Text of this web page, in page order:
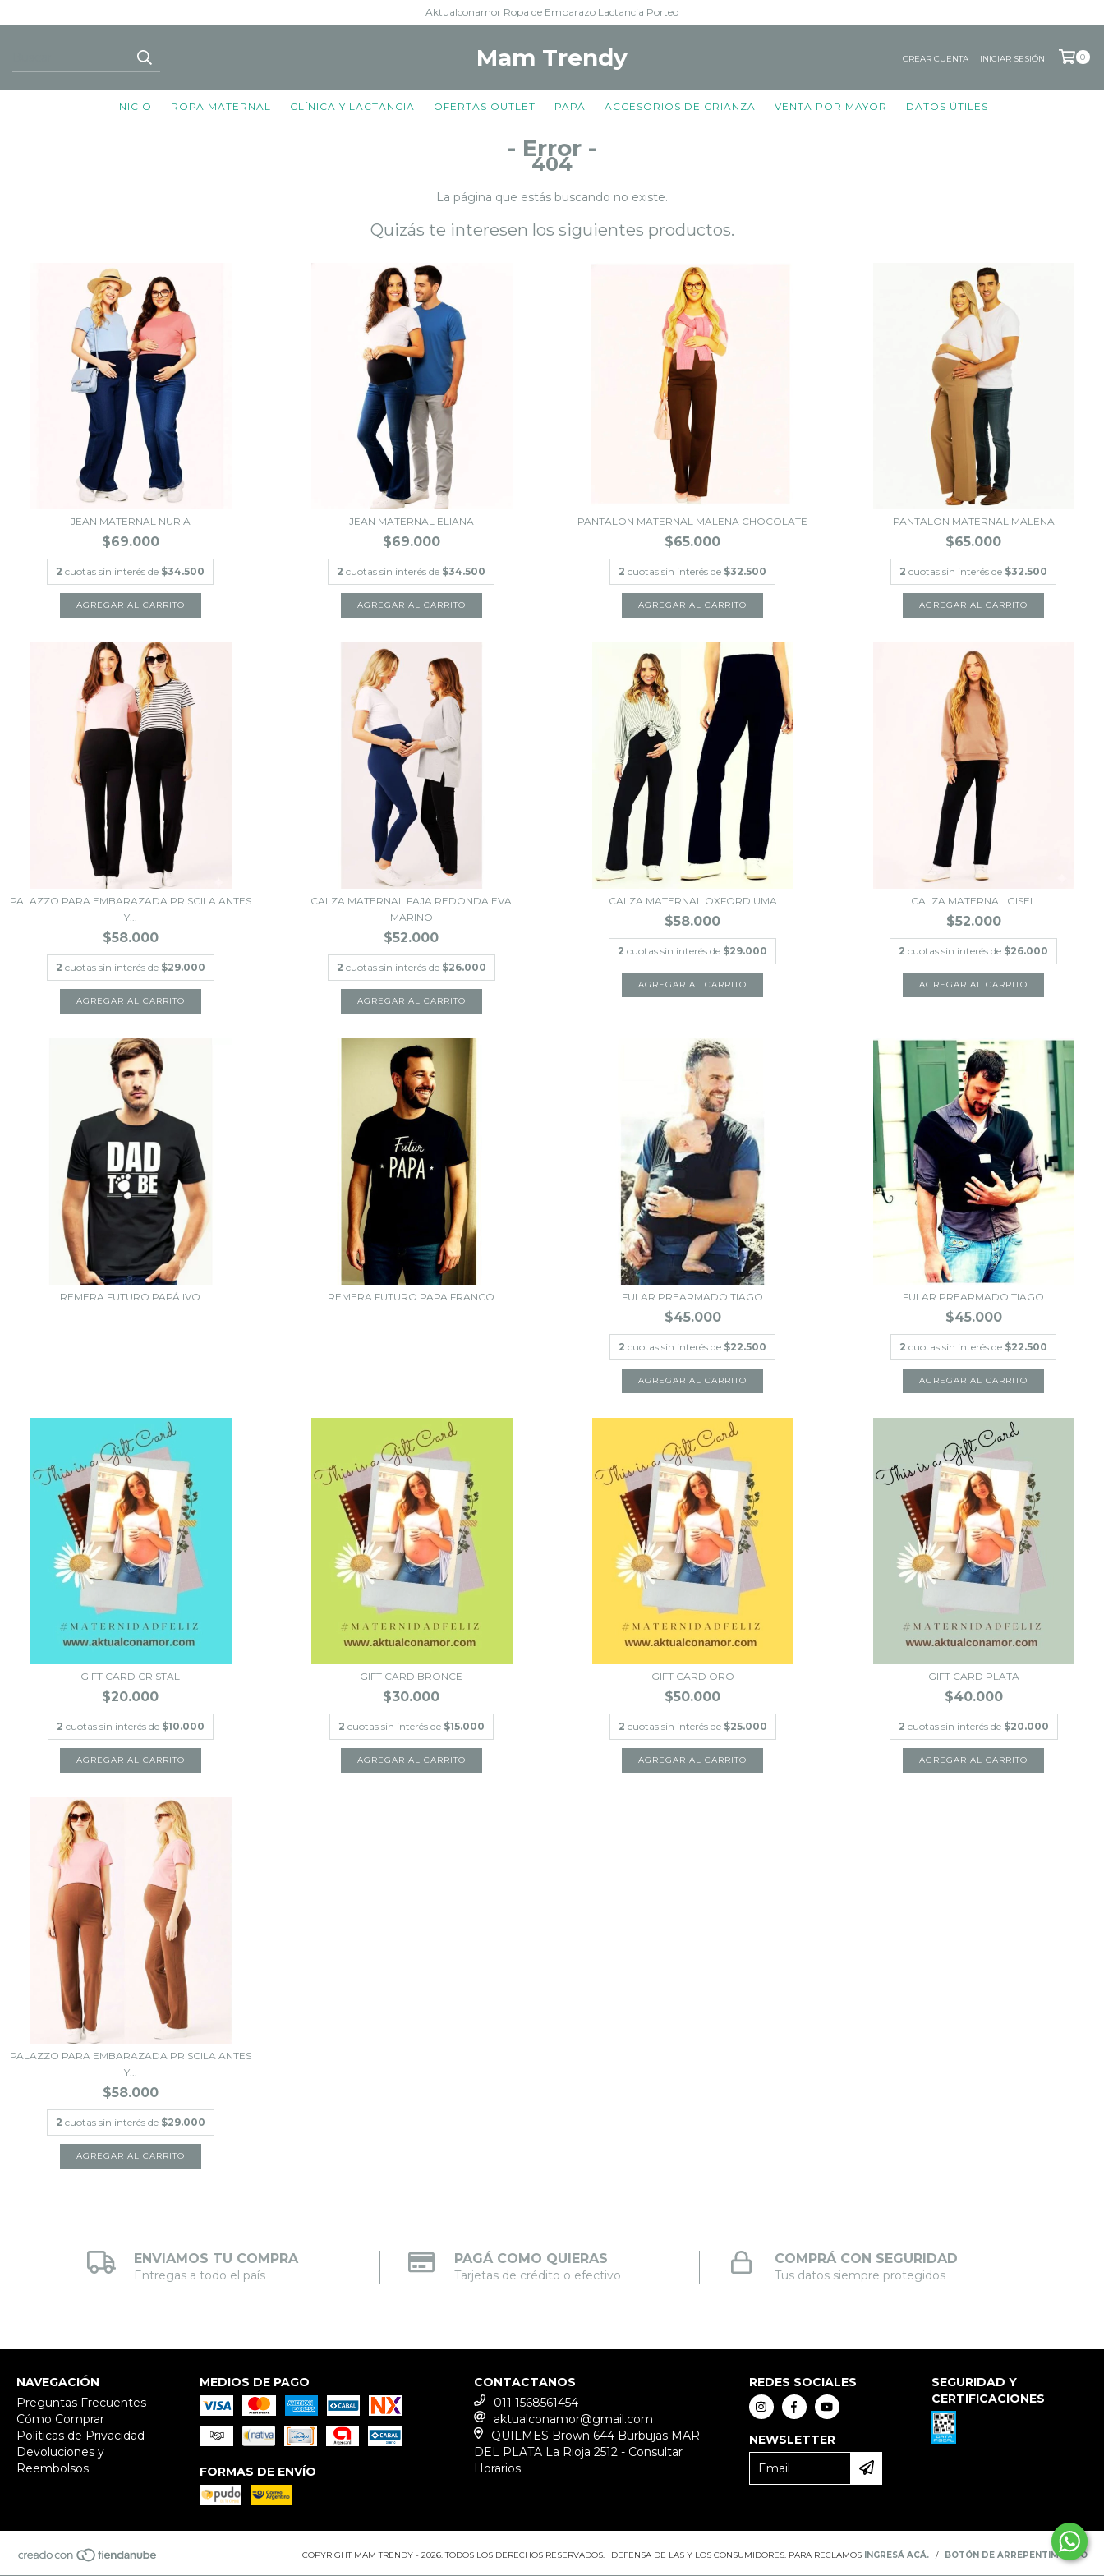
Aktualconamor Ropa de Embarazo Lactancia Porteo
Mam Trendy CREAR CUENTA INICIAR SESIÓN 0
INICIO ROPA MATERNAL CLÍNICA Y LACTANCIA OFERTAS OUTLET PAPÁ ACCESORIOS DE CRIANZA VENTA POR MAYOR DATOS ÚTILES
- Error -
404
La página que estás buscando no existe.
Quizás te interesen los siguientes productos.
JEAN MATERNAL NURIA
$69.000
2 cuotas sin interés de $34.500
AGREGAR AL CARRITO
JEAN MATERNAL ELIANA
$69.000
2 cuotas sin interés de $34.500
AGREGAR AL CARRITO
PANTALON MATERNAL MALENA CHOCOLATE
$65.000
2 cuotas sin interés de $32.500
AGREGAR AL CARRITO
PANTALON MATERNAL MALENA
$65.000
2 cuotas sin interés de $32.500
AGREGAR AL CARRITO
PALAZZO PARA EMBARAZADA PRISCILA ANTES
Y...
$58.000
2 cuotas sin interés de $29.000
AGREGAR AL CARRITO
CALZA MATERNAL FAJA REDONDA EVA
MARINO
$52.000
2 cuotas sin interés de $26.000
AGREGAR AL CARRITO
CALZA MATERNAL OXFORD UMA
$58.000
2 cuotas sin interés de $29.000
AGREGAR AL CARRITO
CALZA MATERNAL GISEL
$52.000
2 cuotas sin interés de $26.000
AGREGAR AL CARRITO
REMERA FUTURO PAPÁ IVO REMERA FUTURO PAPA FRANCO FULAR PREARMADO TIAGO
$45.000
2 cuotas sin interés de $22.500
AGREGAR AL CARRITO
FULAR PREARMADO TIAGO
$45.000
2 cuotas sin interés de $22.500
AGREGAR AL CARRITO
GIFT CARD CRISTAL
$20.000
2 cuotas sin interés de $10.000
AGREGAR AL CARRITO
GIFT CARD BRONCE
$30.000
2 cuotas sin interés de $15.000
GIFT CARD ORO
$50.000
2 cuotas sin interés de $25.000
GIFT CARD PLATA
$40.000
2 cuotas sin interés de $20.000
PALAZZO PARA EMBARAZADA PRISCILA ANTES
Y...
$58.000
2 cuotas sin interés de $29.000
AGREGAR AL CARRITO
ENVIAMOS TU COMPRA
Entregas a todo el país
PAGÁ COMO QUIERAS
Tarjetas de crédito o efectivo
COMPRÁ CON SEGURIDAD
Tus datos siempre protegidos
NAVEGACIÓN
Preguntas Frecuentes
Cómo Comprar
Políticas de Privacidad
Devoluciones y
Reembolsos
MEDIOS DE PAGO
FORMAS DE ENVÍO
CONTACTANOS
011 1568561454
aktualconamor@gmail.com
QUILMES Brown 644 Burbujas MAR
DEL PLATA La Rioja 2512 - Consultar
Horarios
REDES SOCIALES
NEWSLETTER
SEGURIDAD Y
CERTIFICACIONES
COPYRIGHT MAM TRENDY - 2026. TODOS LOS DERECHOS RESERVADOS. DEFENSA DE LAS Y LOS CONSUMIDORES. PARA RECLAMOS INGRESÁ ACÁ. / BOTÓN DE ARREPENTIMIENTO